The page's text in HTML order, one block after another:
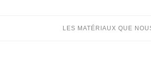
LES MATÉRIAUX QUE